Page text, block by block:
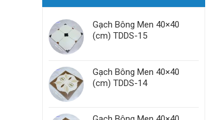
Gạch Bông Men 40×40
(cm) TDDS-15
Gạch Bông Men 40×40
(cm) TDDS-14